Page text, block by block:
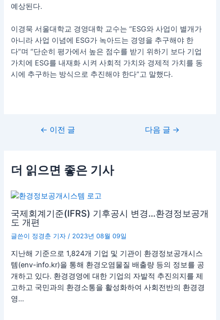
예상된다.
이경묵 서울대학교 경영대학 교수는 “ESG와 사업이 별개가
아니라 사업 이념에 ESG가 녹아드는 경영을 추구해야 한
다”며 “단순히 평가에서 높은 점수를 받기 위하기 보다 기업
가치에 ESG를 내재화 시켜 사회적 가치와 경제적 가치를 동
시에 추구하는 방식으로 추진해야 한다”고 말했다.
← 이전 글 다음 글 →
더 읽으면 좋은 기사
국제회계기준(IFRS) 기후공시 변경…환경정보공개
도 개편
글쓴이 정경춘 기자 / 2023년 08월 09일
지난해 기준으로 1,824개 기업 및 기관이 환경정보공개시스
템(env-info.kr)을 통해 환경오염물질 배출량 등의 정보를 공
개하고 있다. 환경경영에 대한 기업의 자발적 추진의지를 제
고하고 국민과의 환경소통을 활성화하여 사회전반의 환경경
영…